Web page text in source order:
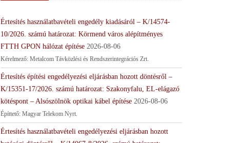
Értesítés használatbavételi engedély kiadásáról – K/14574-
10/2026. számú határozat: Körmend város alépítményes
FTTH GPON hálózat építése 2026-08-06
Kérelmező: Metalcom Távközlési és Rendszerintegrációs Zrt.
Értesítés építési engedélyezési eljárásban hozott döntésről –
K/15351-17/2026. számú határozat: Szakonyfalu, EL-elágazó
kötéspont – Alsószölnök optikai kábel építése 2026-08-06
Építtető: Magyar Telekom Nyrt.
Értesítés használatbavételi engedélyezési eljárásban hozott